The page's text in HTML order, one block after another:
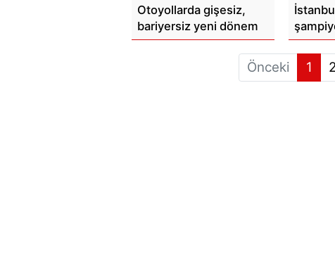
Otoyollarda gişesiz,
bariyersiz yeni dönem
Önceki 1 2